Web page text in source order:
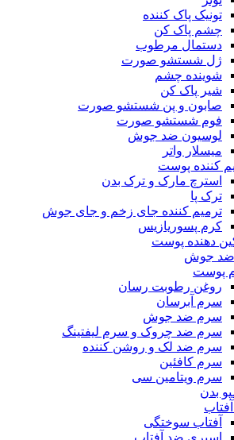
کننده
کن
صورت
پن شستشو صورت
صورت
ضد جوش
و ترک بدن
جای زخم و جای جوش
رسان
جوش
و سرم لیفتینگ
و روشن کننده
سی
آفتاب